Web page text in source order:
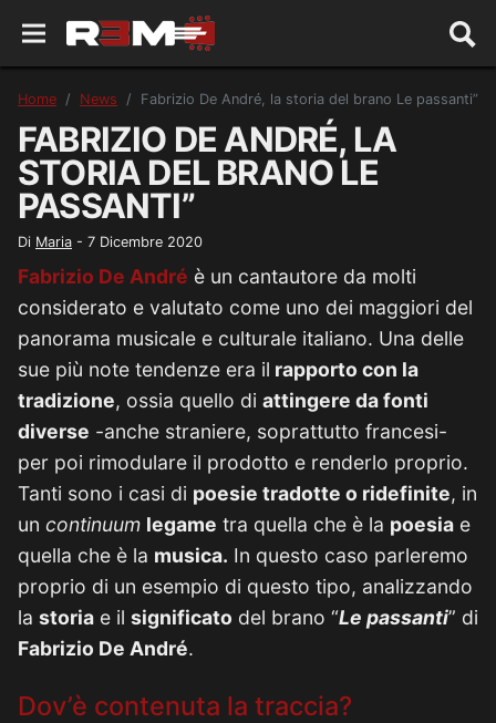
Home News Fabrizio De André, la storia del brano Le passanti”
FABRIZIO DE ANDRÉ, LA
STORIA DEL BRANO LE
PASSANTI”
Di Maria - 7 Dicembre 2020
Fabrizio De André è un cantautore da molti
considerato e valutato come uno dei maggiori del
panorama musicale e culturale italiano. Una delle
sue più note tendenze era il rapporto con la
tradizione, ossia quello di attingere da fonti
diverse -anche straniere, soprattutto francesi-
per poi rimodulare il prodotto e renderlo proprio.
Tanti sono i casi di poesie tradotte o ridefinite, in
un continuum legame tra quella che è la poesia e
quella che è la musica. In questo caso parleremo
proprio di un esempio di questo tipo, analizzando
la storia e il significato del brano “Le passanti” di
Fabrizio De André.
Dov’è contenuta la traccia?